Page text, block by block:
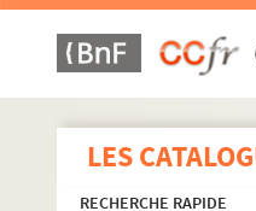
LES
RECHERCHE RAPIDE
4-MS-FS-21-1204.
4-MS-FS-21-1205.
4-MS-FS-21-1206.
4-MS-FS-21-1207.
4-MS-FS-21-